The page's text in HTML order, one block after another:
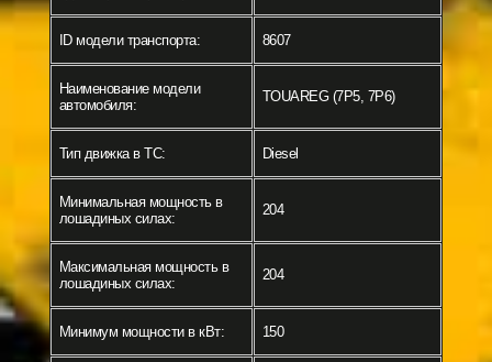
ID модели транспорта: 8607
Наименование модели
автомобиля:
TOUAREG (7P5, 7P6)
Тип движка в ТС: Diesel
Минимальная мощность в
лошадиных силах:
204
Максимальная мощность в
лошадиных силах:
204
Минимум мощности в кВт: 150